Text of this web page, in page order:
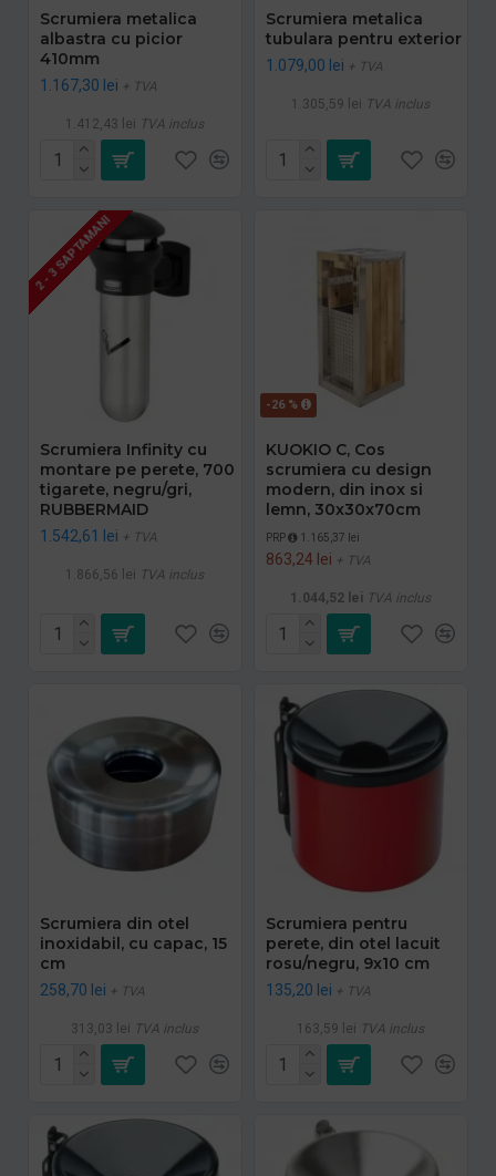
Scrumiera metalica
albastra cu picior
410mm
1.167,30 lei + TVA
1.412,43 lei TVA inclus
Scrumiera metalica
tubulara pentru exterior
1.079,00 lei + TVA
1.305,59 lei TVA inclus
2 - 3 SAPTAMANI
Scrumiera Infinity cu
montare pe perete, 700
tigarete, negru/gri,
RUBBERMAID
1.542,61 lei + TVA
1.866,56 lei TVA inclus
-26 %
KUOKIO C, Cos
scrumiera cu design
modern, din inox si
lemn, 30x30x70cm
PRP 1.165,37 lei
863,24 lei + TVA
1.044,52 lei TVA inclus
Scrumiera din otel
inoxidabil, cu capac, 15
cm​
258,70 lei + TVA
313,03 lei TVA inclus
Scrumiera pentru
perete, din otel lacuit
rosu/negru, 9x10 cm
135,20 lei + TVA
163,59 lei TVA inclus